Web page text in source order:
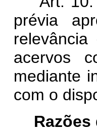
prévia
acervos
mediante
com o